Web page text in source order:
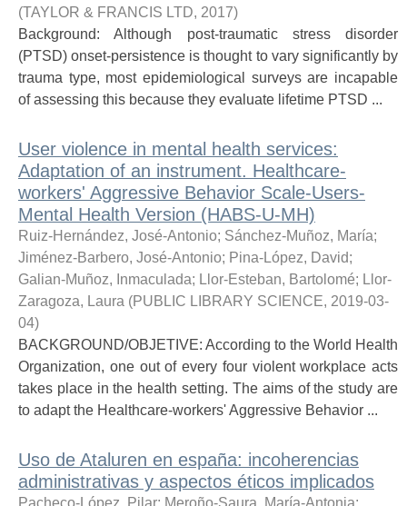
(TAYLOR & FRANCIS LTD, 2017)
Background: Although post-traumatic stress disorder
(PTSD) onset-persistence is thought to vary significantly by
trauma type, most epidemiological surveys are incapable
of assessing this because they evaluate lifetime PTSD ...
User violence in mental health services:
Adaptation of an instrument. Healthcare-
workers' Aggressive Behavior Scale-Users-
Mental Health Version (HABS-U-MH)
Ruiz-Hernández, José-Antonio; Sánchez-Muñoz, María;
Jiménez-Barbero, José-Antonio; Pina-López, David;
Galian-Muñoz, Inmaculada; Llor-Esteban, Bartolomé; Llor-
Zaragoza, Laura (PUBLIC LIBRARY SCIENCE, 2019-03-
04)
BACKGROUND/OBJETIVE: According to the World Health
Organization, one out of every four violent workplace acts
takes place in the health setting. The aims of the study are
to adapt the Healthcare-workers' Aggressive Behavior ...
Uso de Ataluren en españa: incoherencias
administrativas y aspectos éticos implicados
Pacheco-López, Pilar; Meroño-Saura, María-Antonia;